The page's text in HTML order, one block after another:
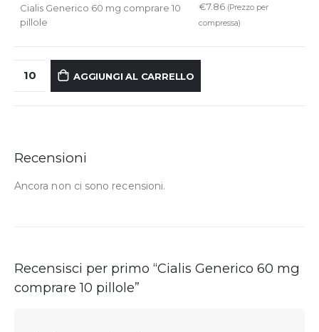
Cialis Generico 60 mg comprare 10
pillole
€7.86 (Prezzo per
compressa)
AGGIUNGI AL CARRELLO
Recensioni
Ancora non ci sono recensioni.
Recensisci per primo “Cialis Generico 60 mg
comprare 10 pillole”